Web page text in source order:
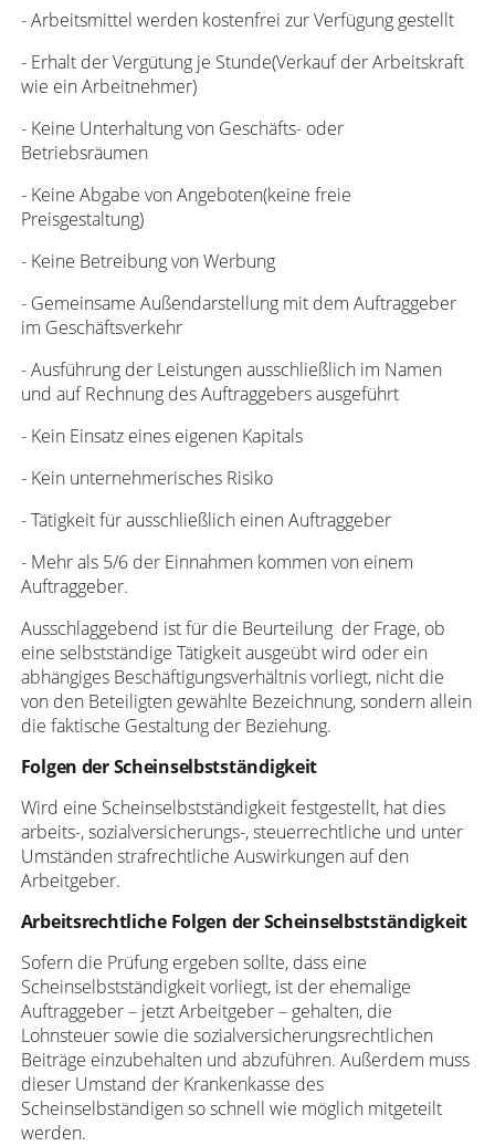
- Arbeitsmittel werden kostenfrei zur Verfügung gestellt
- Erhalt der Vergütung je Stunde(Verkauf der Arbeitskraft
wie ein Arbeitnehmer)
- Keine Unterhaltung von Geschäfts- oder
Betriebsräumen
- Keine Abgabe von Angeboten(keine freie
Preisgestaltung)
- Keine Betreibung von Werbung
- Gemeinsame Außendarstellung mit dem Auftraggeber
im Geschäftsverkehr
- Ausführung der Leistungen ausschließlich im Namen
und auf Rechnung des Auftraggebers ausgeführt
- Kein Einsatz eines eigenen Kapitals
- Kein unternehmerisches Risiko
- Tätigkeit für ausschließlich einen Auftraggeber
- Mehr als 5/6 der Einnahmen kommen von einem
Auftraggeber.
Ausschlaggebend ist für die Beurteilung der Frage, ob
eine selbstständige Tätigkeit ausgeübt wird oder ein
abhängiges Beschäftigungsverhältnis vorliegt, nicht die
von den Beteiligten gewählte Bezeichnung, sondern allein
die faktische Gestaltung der Beziehung.
Folgen der Scheinselbstständigkeit
Wird eine Scheinselbstständigkeit festgestellt, hat dies
arbeits-, sozialversicherungs-, steuerrechtliche und unter
Umständen strafrechtliche Auswirkungen auf den
Arbeitgeber.
Arbeitsrechtliche Folgen der Scheinselbstständigkeit
Sofern die Prüfung ergeben sollte, dass eine
Scheinselbstständigkeit vorliegt, ist der ehemalige
Auftraggeber – jetzt Arbeitgeber – gehalten, die
Lohnsteuer sowie die sozialversicherungsrechtlichen
Beiträge einzubehalten und abzuführen. Außerdem muss
dieser Umstand der Krankenkasse des
Scheinselbständigen so schnell wie möglich mitgeteilt
werden.